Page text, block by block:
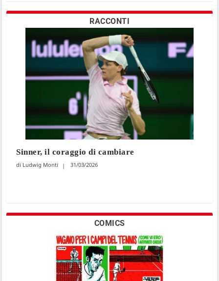
RACCONTI
Sinner, il coraggio di cambiare
Ludwig Monti 31/03/2026
COMICS